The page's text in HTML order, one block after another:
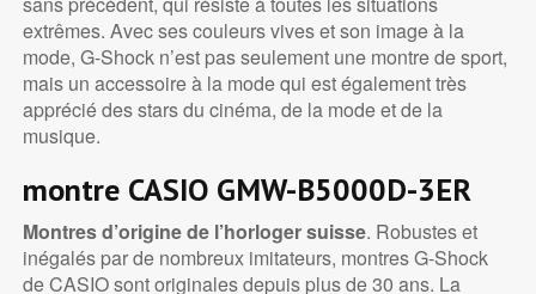
extrêmes. Avec ses couleurs vives et son image à la
mode, G-Shock n’est pas seulement une montre de sport,
mais un accessoire à la mode qui est également très
apprécié des stars du cinéma, de la mode et de la
musique.
montre CASIO GMW-B5000D-3ER
Montres d’origine de l’horloger suisse. Robustes et
inégalés par de nombreux imitateurs, montres G-Shock
de CASIO sont originales depuis plus de 30 ans. La